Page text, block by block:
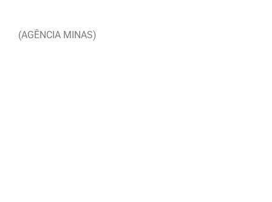
(AGÊNCIA MINAS)